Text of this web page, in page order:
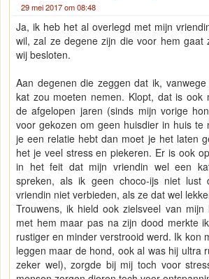
29 mei 2017 om 08:48
Ja, ik heb het al overlegd met mijn
wil, zal ze degene zijn die voor hem gaat
wij besloten.
Aan degenen die zeggen dat ik,
kat zou moeten nemen. Klopt, dat is ook
de afgelopen jaren (sinds mijn vorige
voor gekozen om geen huisdier in huis te
je een relatie hebt dan moet je het laten
het je veel stress en piekeren. Er is ook
in het feit dat mijn vriendin wel een
spreken, als ik geen choco-ijs niet
vriendin niet verbieden, als ze dat wel
Trouwens, ik hield ook zielsveel van
met hem maar pas na zijn dood merkte
rustiger en minder verstrooid werd. Ik kon
leggen maar de hond, ook al was hij ultra
zeker wel), zorgde bij mij toch voor